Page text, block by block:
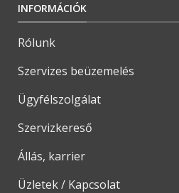
INFORMÁCIÓK
Rólunk
Szervizes beüzemelés
Ügyfélszolgálat
Szervizkereső
Állás, karrier
Üzletek / Kapcsolat